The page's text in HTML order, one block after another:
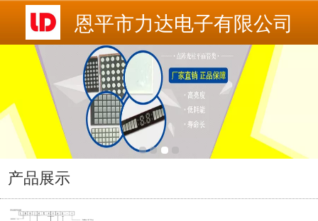
恩平市力达电子有限公司
产品展示